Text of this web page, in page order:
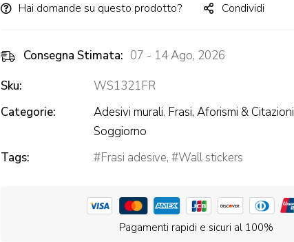
Hai domande su questo prodotto? Condividi
Consegna Stimata: 07 - 14 Ago, 2026
Sku:
WS1321FR
Categorie:
Adesivi murali, Frasi, Aforismi & Citazioni
Soggiorno
Tags:
Frasi adesive, Wall stickers
Pagamenti rapidi e sicuri al 100%